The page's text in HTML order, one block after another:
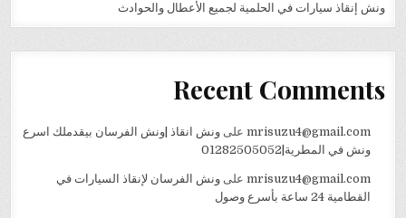
ونش إنقاذ سيارات في الحلمية لجميع الأعطال والحوادث
Recent Comments
mrisuzu4@gmail.comعلى ونش انقاذ |ونش الفرسان بيقدملك اسرع
ونش في المطرية|01282505052
mrisuzu4@gmail.comعلى ونش الفرسان لإنقاذ السيارات في
القطامية 24 ساعة بأسرع وصول